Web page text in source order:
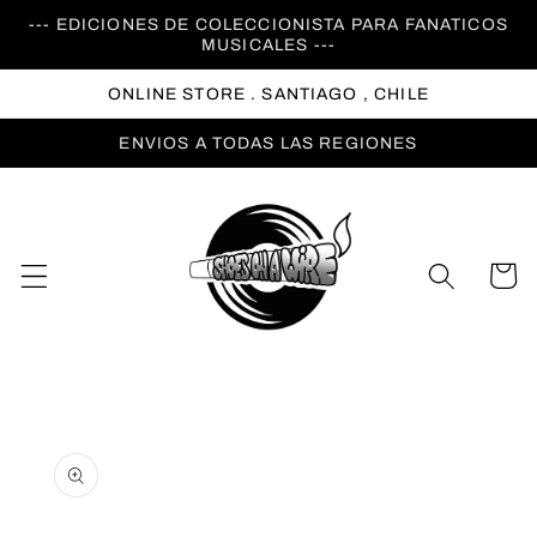
directamente
--- EDICIONES DE COLECCIONISTA PARA FANATICOS
MUSICALES ---
ONLINE STORE . SANTIAGO , CHILE
ENVIOS A TODAS LAS REGIONES
Carrito
información